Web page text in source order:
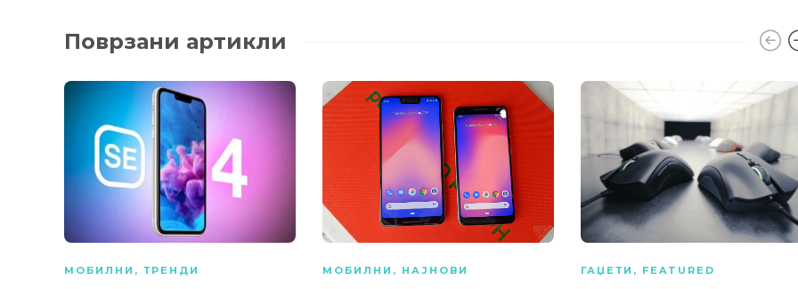
Поврзани артикли
МОБИЛНИ , ТРЕНДИ МОБИЛНИ , НАЈНОВИ ГАЏЕТИ , FEATURED